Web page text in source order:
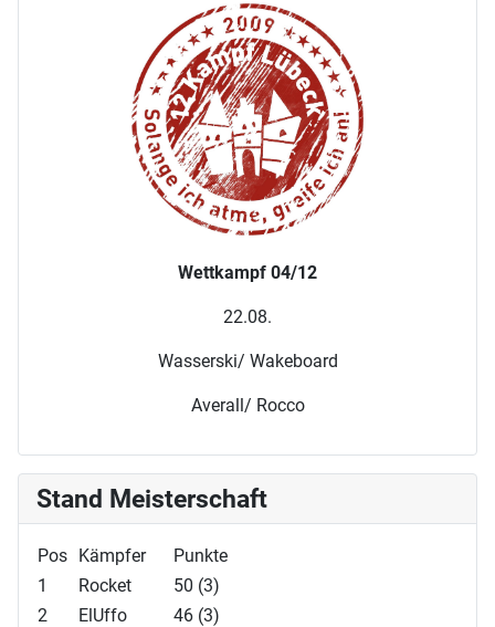
Wettkampf 04/12
22.08.
Wasserski/ Wakeboard
Averall/ Rocco
Stand Meisterschaft
Pos Kämpfer
Punkte
1
Rocket
50 (3)
2
ElUffo
46 (3)